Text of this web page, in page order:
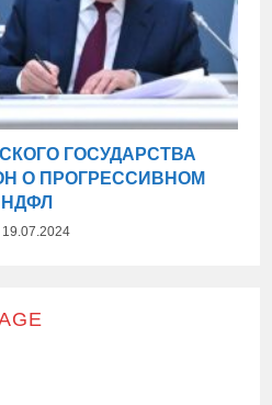
ГОСУДАРСТВА
О ПРОГРЕССИВНОМ
НДФЛ
19.07.2024